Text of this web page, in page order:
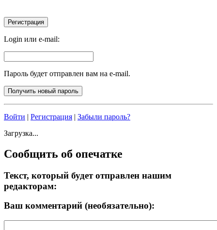
Login или e-mail:
Пароль будет отправлен вам на e-mail.
Войти | Регистрация | Забыли пароль?
Загрузка...
Сообщить об опечатке
Текст, который будет отправлен нашим
редакторам:
Ваш комментарий (необязательно):